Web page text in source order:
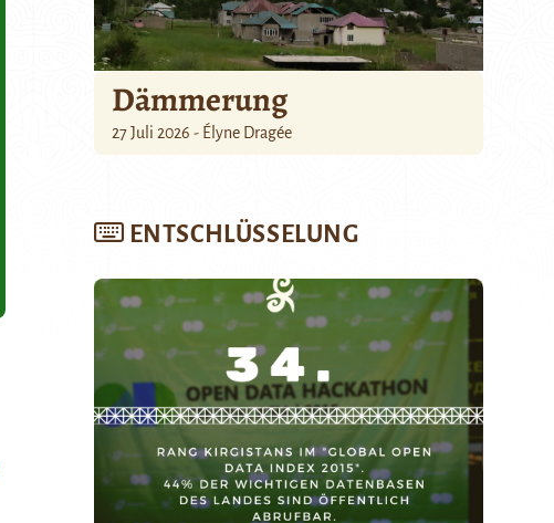
Dämmerung
27 Juli 2026 - Élyne Dragée
ENTSCHLÜSSELUNG